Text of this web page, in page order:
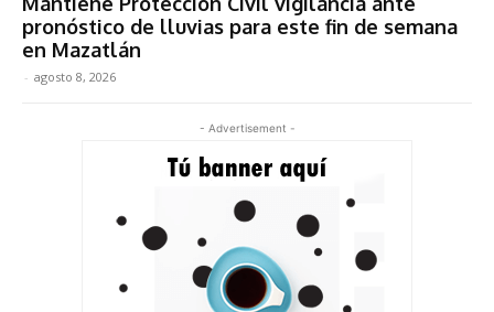
pronóstico de lluvias para este fin de semana
en Mazatlán
- agosto 8, 2026
- Advertisement -